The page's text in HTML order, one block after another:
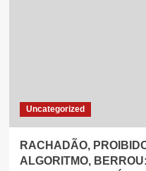
Uncategorized
RACHADÃO,
ALGORITMO,